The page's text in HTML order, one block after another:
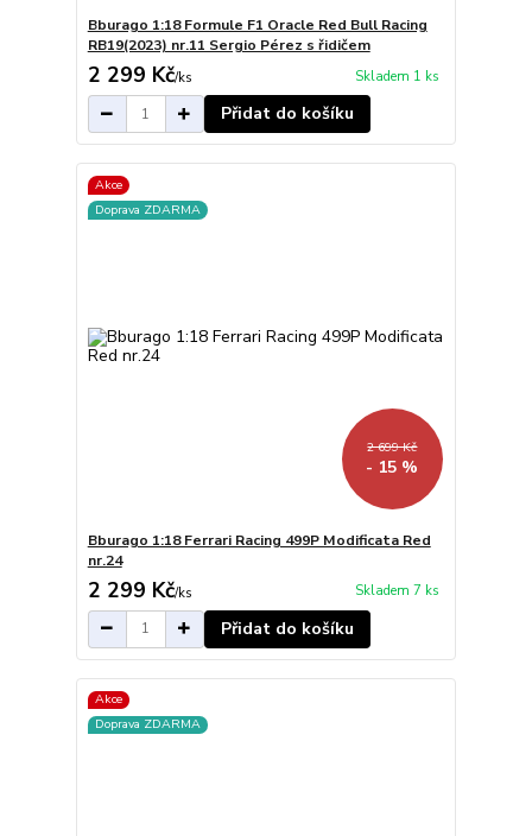
Bburago 1:18 Formule F1 Oracle Red Bull Racing
RB19(2023) nr.11 Sergio Pérez s řidičem
2 299 Kč/ks Skladem 1 ks
Přidat do košíku
Akce
Doprava ZDARMA
2 699 Kč
- 15 %
Bburago 1:18 Ferrari Racing 499P Modificata Red
nr.24
2 299 Kč/ks Skladem 7 ks
Přidat do košíku
Akce
Doprava ZDARMA